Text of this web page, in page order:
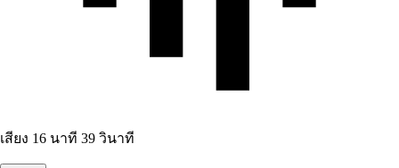
เสียง 16 นาที 39 วินาที